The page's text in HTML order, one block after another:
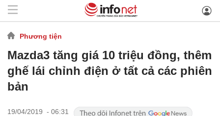
Phương tiện
Mazda3 tăng giá 10 triệu đồng, thêm
ghế lái chỉnh điện ở tất cả các phiên
bản
19/04/2019 - 06:31